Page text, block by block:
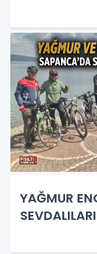
YAĞMUR